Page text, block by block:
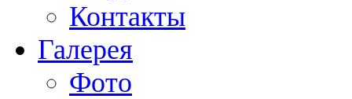
Контакты
Галерея
Фото